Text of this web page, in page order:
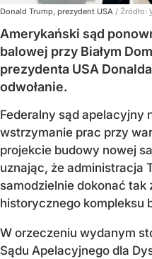
Donald Trump, prezydent USA / Źródło:
Amerykański sąd
balowej przy Białym
prezydenta USA
odwołanie.
Federalny sąd apelacyjny
wstrzymanie prac przy
projekcie budowy nowej
uznając, że administracja
samodzielnie dokonać
historycznego kompleksu
W orzeczeniu wydanym
Sądu Apelacyjnego dla